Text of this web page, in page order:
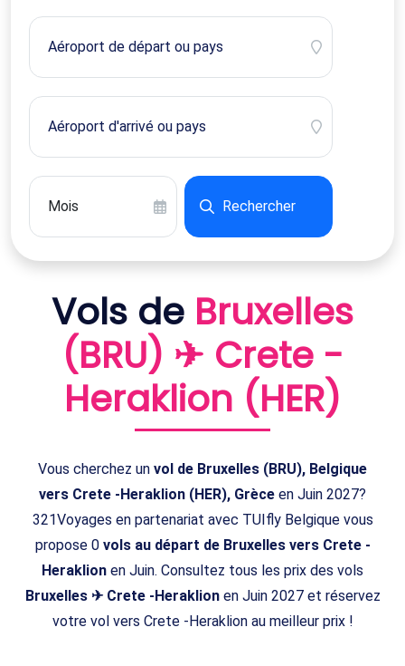
Rechercher
Vols de Bruxelles
(BRU) ✈ Crete -
Heraklion (HER)
Vous cherchez un vol de Bruxelles (BRU), Belgique
vers Crete -Heraklion (HER), Grèce en Juin 2027?
321Voyages en partenariat avec TUIfly Belgique vous
propose 0 vols au départ de Bruxelles vers Crete -
Heraklion en Juin. Consultez tous les prix des vols
Bruxelles ✈ Crete -Heraklionen Juin 2027 et réservez
votre vol vers Crete -Heraklion au meilleur prix !